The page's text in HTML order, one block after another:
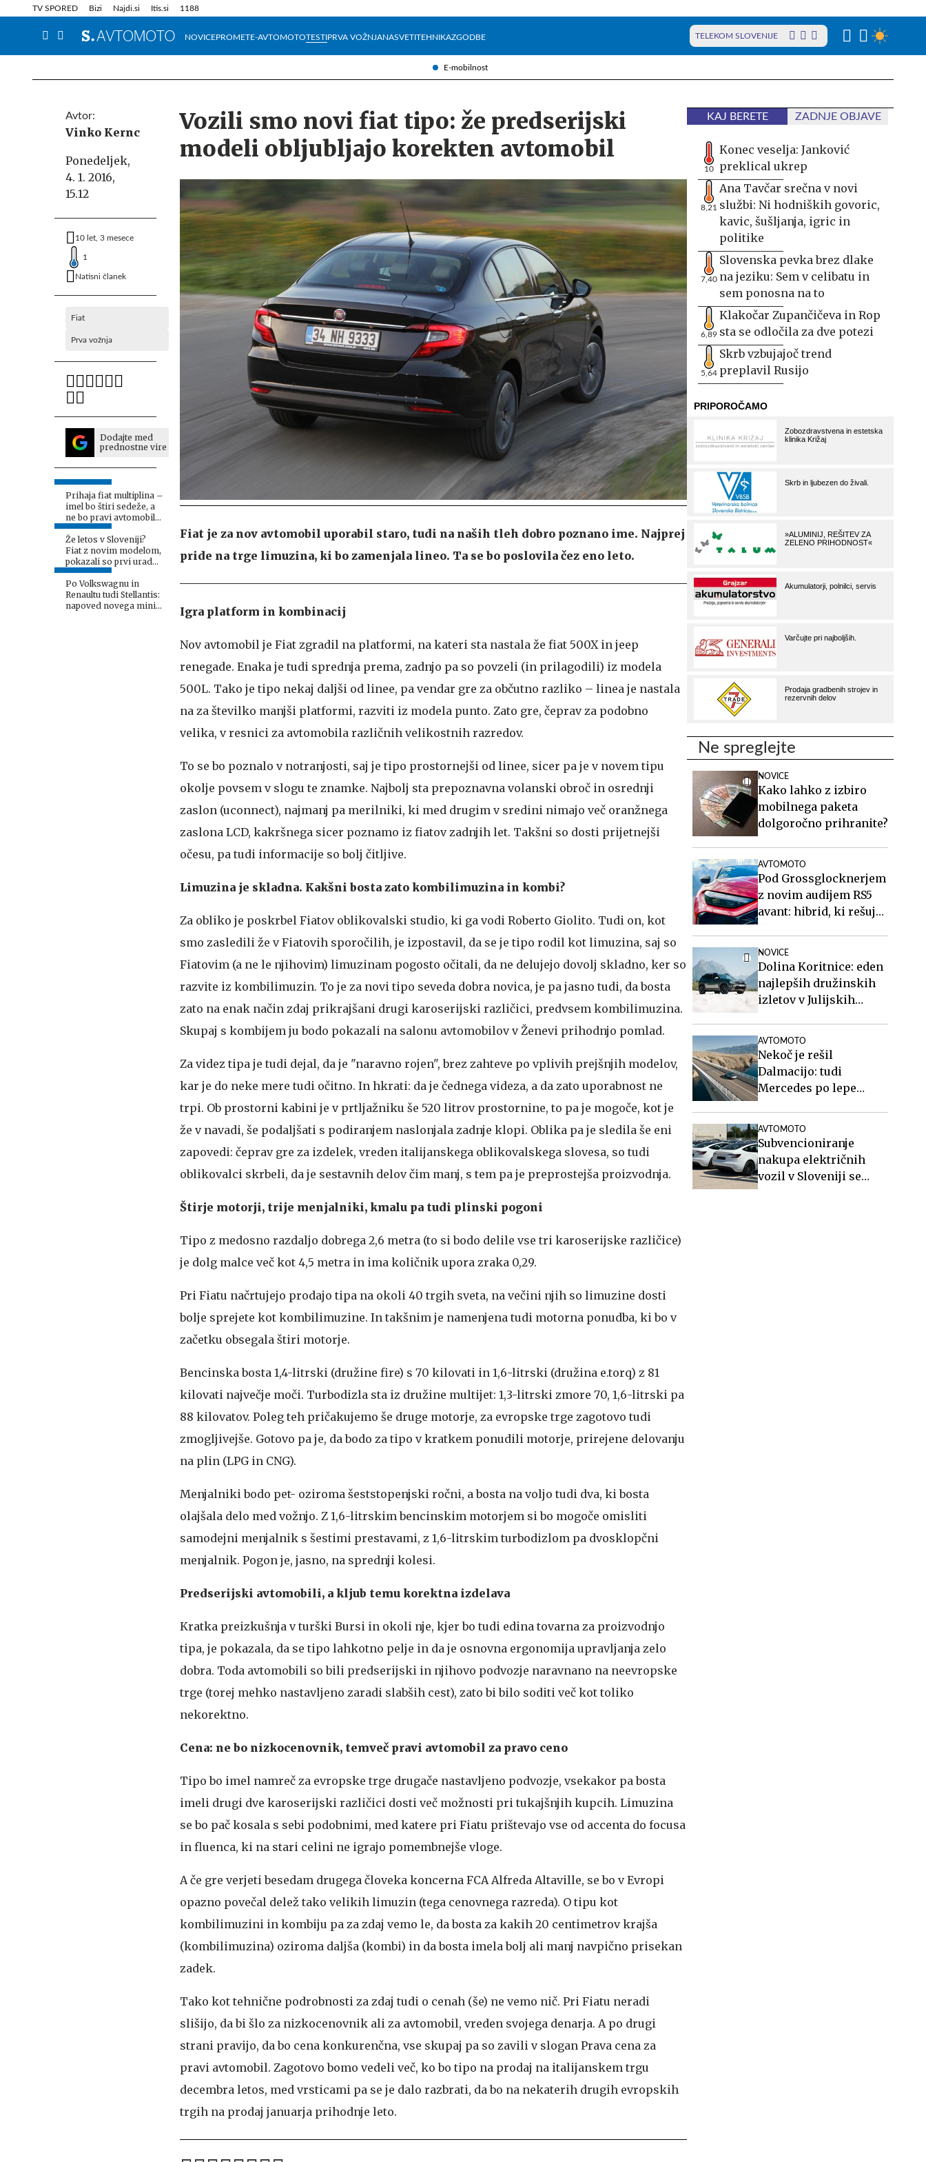
E-mobilnost
TV SPORED Bizi Najdi.si Itis.si 1188
NOVICEPROMETE-AVTOMOTOTESTIPRVA VOŽNJANASVETITEHNIKAZGODBE TELEKOM SLOVENIJE
Info in obvestila Tehnik
Avtor:
Vinko Kernc
Ponedeljek,
4. 1. 2016,
15.12
10 let, 3 mesece
1
Natisni članek
Fiat
Prva vožnja
Dodajte med
prednostne vire
Prihaja fiat multiplina –
imel bo štiri sedeže, a
ne bo pravi avtomobil
#foto
Že letos v Sloveniji?
Fiat z novim modelom,
pokazali so prvi uradni
fotografiji. #foto
Po Volkswagnu in
Renaultu tudi Stellantis:
napoved novega mini
Vozili smo novi fiat tipo: že predserijski
modeli obljubljajo korekten avtomobil
Fiat je za nov avtomobil uporabil staro, tudi na naših tleh dobro poznano ime. Najprej
pride na trge limuzina, ki bo zamenjala lineo. Ta se bo poslovila čez eno leto.
Igra platform in kombinacij
Nov avtomobil je Fiat zgradil na platformi, na kateri sta nastala že fiat 500X in jeep
renegade. Enaka je tudi sprednja prema, zadnjo pa so povzeli (in prilagodili) iz modela
500L. Tako je tipo nekaj daljši od linee, pa vendar gre za občutno razliko – linea je nastala
na za številko manjši platformi, razviti iz modela punto. Zato gre, čeprav za podobno
velika, v resnici za avtomobila različnih velikostnih razredov.
To se bo poznalo v notranjosti, saj je tipo prostornejši od linee, sicer pa je v novem tipu
okolje povsem v slogu te znamke. Najbolj sta prepoznavna volanski obroč in osrednji
zaslon (uconnect), najmanj pa merilniki, ki med drugim v sredini nimajo več oranžnega
zaslona LCD, kakršnega sicer poznamo iz fiatov zadnjih let. Takšni so dosti prijetnejši
očesu, pa tudi informacije so bolj čitljive.
Limuzina je skladna. Kakšni bosta zato kombilimuzina in kombi?
Za obliko je poskrbel Fiatov oblikovalski studio, ki ga vodi Roberto Giolito. Tudi on, kot
smo zasledili že v Fiatovih sporočilih, je izpostavil, da se je tipo rodil kot limuzina, saj so
Fiatovim (a ne le njihovim) limuzinam pogosto očitali, da ne delujejo dovolj skladno, ker so
razvite iz kombilimuzin. To je za novi tipo seveda dobra novica, je pa jasno tudi, da bosta
zato na enak način zdaj prikrajšani drugi karoserijski različici, predvsem kombilimuzina.
Skupaj s kombijem ju bodo pokazali na salonu avtomobilov v Ženevi prihodnjo pomlad.
Za videz tipa je tudi dejal, da je "naravno rojen", brez zahteve po vplivih prejšnjih modelov,
kar je do neke mere tudi očitno. In hkrati: da je čednega videza, a da zato uporabnost ne
trpi. Ob prostorni kabini je v prtljažniku še 520 litrov prostornine, to pa je mogoče, kot je
že v navadi, še podaljšati s podiranjem naslonjala zadnje klopi. Oblika pa je sledila še eni
zapovedi: čeprav gre za izdelek, vreden italijanskega oblikovalskega slovesa, so tudi
oblikovalci skrbeli, da je sestavnih delov čim manj, s tem pa je preprostejša proizvodnja.
Štirje motorji, trije menjalniki, kmalu pa tudi plinski pogoni
Tipo z medosno razdaljo dobrega 2,6 metra (to si bodo delile vse tri karoserijske različice)
je dolg malce več kot 4,5 metra in ima količnik upora zraka 0,29.
Pri Fiatu načrtujejo prodajo tipa na okoli 40 trgih sveta, na večini njih so limuzine dosti
bolje sprejete kot kombilimuzine. In takšnim je namenjena tudi motorna ponudba, ki bo v
začetku obsegala štiri motorje.
Bencinska bosta 1,4-litrski (družine fire) s 70 kilovati in 1,6-litrski (družina e.torq) z 81
kilovati največje moči. Turbodizla sta iz družine multijet: 1,3-litrski zmore 70, 1,6-litrski pa
88 kilovatov. Poleg teh pričakujemo še druge motorje, za evropske trge zagotovo tudi
zmogljivejše. Gotovo pa je, da bodo za tipo v kratkem ponudili motorje, prirejene delovanju
na plin (LPG in CNG).
Menjalniki bodo pet- oziroma šeststopenjski ročni, a bosta na voljo tudi dva, ki bosta
olajšala delo med vožnjo. Z 1,6-litrskim bencinskim motorjem si bo mogoče omisliti
samodejni menjalnik s šestimi prestavami, z 1,6-litrskim turbodizlom pa dvosklopčni
menjalnik. Pogon je, jasno, na sprednji kolesi.
Predserijski avtomobili, a kljub temu korektna izdelava
Kratka preizkušnja v turški Bursi in okoli nje, kjer bo tudi edina tovarna za proizvodnjo
tipa, je pokazala, da se tipo lahkotno pelje in da je osnovna ergonomija upravljanja zelo
dobra. Toda avtomobili so bili predserijski in njihovo podvozje naravnano na neevropske
trge (torej mehko nastavljeno zaradi slabših cest), zato bi bilo soditi več kot toliko
nekorektno.
Cena: ne bo nizkocenovnik, temveč pravi avtomobil za pravo ceno
Tipo bo imel namreč za evropske trge drugače nastavljeno podvozje, vsekakor pa bosta
imeli drugi dve karoserijski različici dosti več možnosti pri tukajšnjih kupcih. Limuzina
se bo pač kosala s sebi podobnimi, med katere pri Fiatu prištevajo vse od accenta do focusa
in fluenca, ki na stari celini ne igrajo pomembnejše vloge.
A če gre verjeti besedam drugega človeka koncerna FCA Alfreda Altaville, se bo v Evropi
opazno povečal delež tako velikih limuzin (tega cenovnega razreda). O tipu kot
kombilimuzini in kombiju pa za zdaj vemo le, da bosta za kakih 20 centimetrov krajša
(kombilimuzina) oziroma daljša (kombi) in da bosta imela bolj ali manj navpično prisekan
zadek.
Tako kot tehnične podrobnosti za zdaj tudi o cenah (še) ne vemo nič. Pri Fiatu neradi
slišijo, da bi šlo za nizkocenovnik ali za avtomobil, vreden svojega denarja. A po drugi
strani pravijo, da bo cena konkurenčna, vse skupaj pa so zavili v slogan Prava cena za
pravi avtomobil. Zagotovo bomo vedeli več, ko bo tipo na prodaj na italijanskem trgu
decembra letos, med vrsticami pa se je dalo razbrati, da bo na nekaterih drugih evropskih
trgih na prodaj januarja prihodnje leto.
KAJ BERETE ZADNJE OBJAVE
10
Konec veselja: Janković
preklical ukrep
8,21
Ana Tavčar srečna v novi
službi: Ni hodniških govoric,
kavic, šušljanja, igric in
politike
7,40
Slovenska pevka brez dlake
na jeziku: Sem v celibatu in
sem ponosna na to
6,89
Klakočar Zupančičeva in Rop
sta se odločila za dve potezi
5,64
Skrb vzbujajoč trend
preplavil Rusijo
Ne spreglejte
NOVICE
Kako lahko z izbiro
mobilnega paketa
dolgoročno prihranite?
AVTOMOTO
Pod Grossglocknerjem
z novim audijem RS5
avant: hibrid, ki rešuje
NOVICE
Dolina Koritnice: eden
najlepših družinskih
izletov v Julijskih
AVTOMOTO
Nekoč je rešil
Dalmacijo: tudi
Mercedes po lepe
AVTOMOTO
Subvencioniranje
nakupa električnih
vozil v Sloveniji se